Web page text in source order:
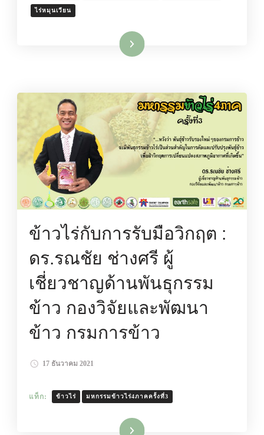
ไร่หมุนเวียน
อ่านเพิ่มเติม
ข้าวไร่กับการรับมือวิกฤต :
ดร.รณชัย ช่างศรี ผู้
เชี่ยวชาญด้านพันธุกรรม
ข้าว กองวิจัยและพัฒนา
ข้าว กรมการข้าว
17 ธันวาคม 2021
แท็ก: ข้าวไร่ มหกรรมข้าวไร่4ภาคครั้งที่3
อ่านเพิ่มเติม